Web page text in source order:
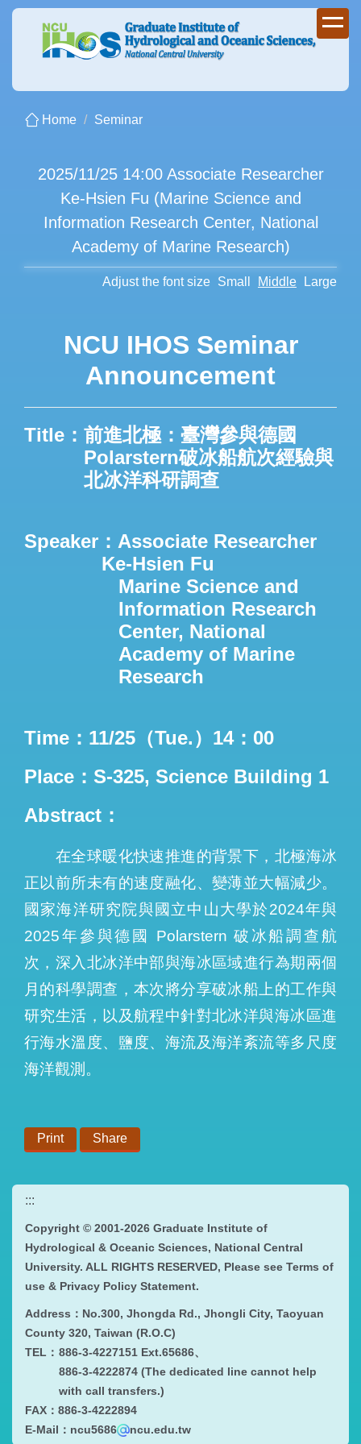
Jump
content
Home Seminar
2025/11/25 14:00 Associate Researcher
Ke-Hsien Fu (Marine Science and
Information Research Center, National
Academy of Marine Research)
Adjust the font size Small Middle Large
NCU IHOS Seminar
Announcement
Title：前進北極：臺灣參與德國
Polarstern破冰船航次經驗與
北冰洋科研調查
Speaker：Associate Researcher
Ke-Hsien Fu
Marine Science and
Information Research
Center, National
Academy of Marine
Research
Time：11/25（Tue.）14：00
Place：S-325, Science Building 1
Abstract：
在全球暖化快速推進的背景下，北極海冰
正以前所未有的速度融化、變薄並大幅減少。
國家海洋研究院與國立中山大學於2024年與
2025年參與德國 Polarstern 破冰船調查航
次，深入北冰洋中部與海冰區域進行為期兩個
月的科學調查，本次將分享破冰船上的工作與
研究生活，以及航程中針對北冰洋與海冰區進
行海水溫度、鹽度、海流及海洋紊流等多尺度
海洋觀測。
Print Share
:::
Copyright © 2001-2026 Graduate Institute of
Hydrological & Oceanic Sciences, National Central
University. ALL RIGHTS RESERVED, Please see Terms of
use & Privacy Policy Statement.
Address： No.300, Jhongda Rd., Jhongli City, Taoyuan
County 320, Taiwan (R.O.C)
TEL： 886-3-4227151 Ext.65686、
886-3-4222874 (The dedicated line cannot help
with call transfers.)
FAX： 886-3-4222894
E-Mail：ncu5686
ncu.edu.tw